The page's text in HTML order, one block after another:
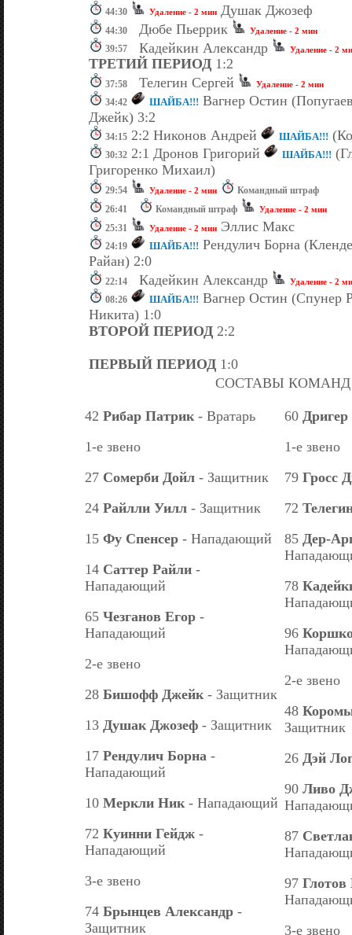
44:30 Удаление - 2 мин Душак Джозеф
44:30 Дюбе Пьеррик Удаление - 2 мин
39:57 Кадейкин Александр Удаление - 2
ТРЕТИЙ ПЕРИОД 1:2
37:58 Телегин Сергей Удаление - 2 мин
34:42 ШАЙБА!!! Вагнер Остин
Джейк) 3:2
34:15 2:2 Никонов Андрей ШАЙБА!!!
30:32 2:1 Дронов Григорий ШАЙБА!!!
Григоренко Михаил)
29:54 Удаление - 2 мин
Командный штраф
26:41
Командный штраф Удаление - 2 мин
25:31 Удаление - 2 мин Эллис Макс
24:19 ШАЙБА!!! Рендулич Борна
Райан) 2:0
22:14 Кадейкин Александр Удаление - 2
08:26 ШАЙБА!!! Вагнер Остин (Спунер
Никита) 1:0
ВТОРОЙ ПЕРИОД 2:2
ПЕРВЫЙ ПЕРИОД 1:0
СОСТАВЫ КОМАНД
42 Рибар Патрик - Вратарь
1-е звено
27 Сомерби Дойл - Защитник
24 Райлли Уилл - Защитник
15 Фу Спенсер - Нападающий
14 Саттер Райли -
Нападающий
65 Чезганов Егор -
Нападающий
2-е звено
28 Бишофф Джейк - Защитник
13 Душак Джозеф - Защитник
17 Рендулич Борна -
Нападающий
10 Меркли Ник - Нападающий
72 Куинни Гейдж -
Нападающий
3-е звено
74 Брынцев Александр -
Защитник
60
1-е звено
79 Гросс
72
85 Дер-
78
96
2-е звено
48
Защитник
26 Дэй
90 Ливо
87
97 Глотов
3-е звено